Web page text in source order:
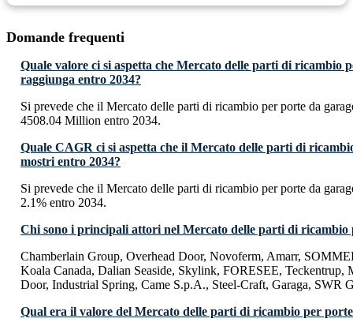
Domande frequenti
Quale valore ci si aspetta che Mercato delle parti di ricambio
raggiunga entro 2034?
Si prevede che il Mercato delle parti di ricambio per porte da
4508.04 Million entro 2034.
Quale CAGR ci si aspetta che il Mercato delle parti di
mostri entro 2034?
Si prevede che il Mercato delle parti di ricambio per porte da
2.1% entro 2034.
Chi sono i principali attori nel Mercato delle parti di ricambio
Chamberlain Group, Overhead Door, Novoferm, Amarr,
Koala Canada, Dalian Seaside, Skylink, FORESEE, Teckentrup,
Door, Industrial Spring, Came S.p.A., Steel-Craft, Garaga, SWR
Qual era il valore del Mercato delle parti di ricambio per porte